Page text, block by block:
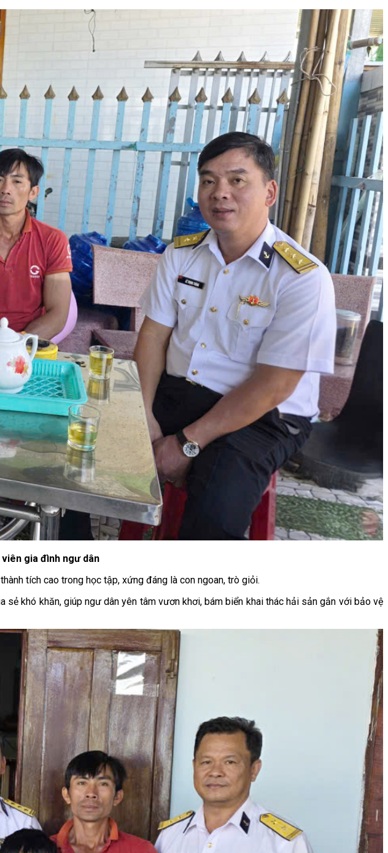
gia đình ngư dân
tích cao trong học tập, xứng đáng là con ngoan, trò giỏi.
khó khăn, giúp ngư dân yên tâm vươn khơi, bám biển khai thác hải sản gắn với bảo vệ